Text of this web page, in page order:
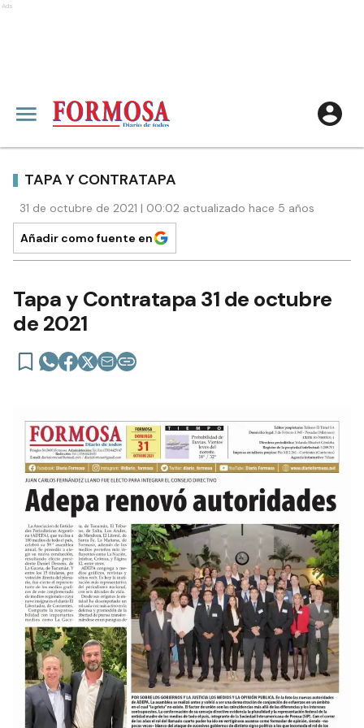
Ads
TAPA Y CONTRATAPA
31 de octubre de 2021 | 00:02 actualizado hace 5 años
Añadir como fuente en
Tapa y Contratapa 31 de octubre
de 2021